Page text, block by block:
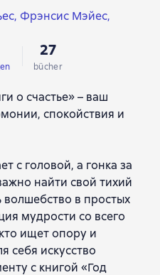
Фрэнсис Мэйес
Диана Маркум
Гладких
27
bücher
о счастье» – ваш
спокойствия и
с головой, а гонка за
найти свой тихий
волшебство в простых
мудрости со всего
ищет опору и
себя искусство
с книгой «Год